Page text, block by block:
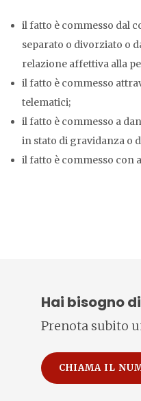
il fatto è commesso dal
separato o divorziato o
relazione affettiva alla
il fatto è commesso
telematici;
il fatto è commesso a
in stato di gravidanza o
il fatto è commesso con
Hai bisogno di
Prenota subito
CHIAMA IL